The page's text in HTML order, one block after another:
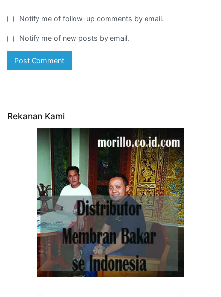
Notify me of follow-up comments by email.
Notify me of new posts by email.
Rekanan Kami